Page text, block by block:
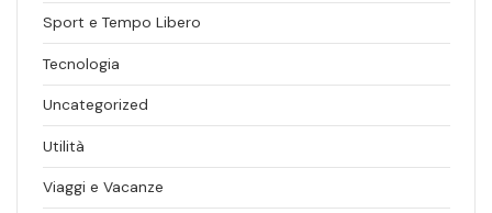
Sport e Tempo Libero
Tecnologia
Uncategorized
Utilità
Viaggi e Vacanze